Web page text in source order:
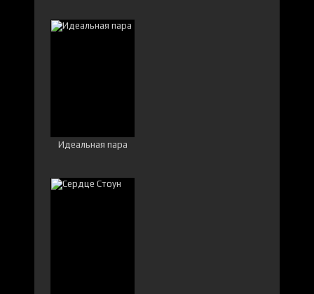
Идеальная пара